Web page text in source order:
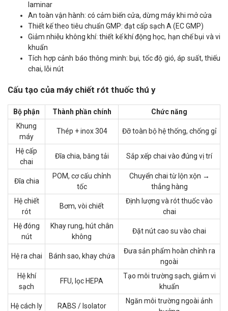
laminar
An toàn vận hành: có cảm biến cửa, dừng máy khi mở cửa
Thiết kế theo tiêu chuẩn GMP: đạt cấp sạch A (EC GMP)
Giảm nhiễu không khí: thiết kế khí động học, hạn chế bụi và vi
khuẩn
Tích hợp cảnh báo thông minh: bụi, tốc độ gió, áp suất, thiếu
chai, lỗi nút
Cấu tạo của máy chiết rót thuốc thú y
Bộ phận Thành phần chính
Chức năng
Khung
máy
Thép + inox 304 Đỡ toàn bộ hệ thống, chống gỉ
Hệ cấp
chai
Đĩa chia, băng tải Sắp xếp chai vào đúng vị trí
Đĩa chia
POM, cơ cấu chỉnh
tốc
Chuyển chai từ lộn xộn →
thẳng hàng
Hệ chiết
rót
Bơm, vòi chiết
Định lượng và rót thuốc vào
chai
Hệ đóng
nút
Khay rung, hút chân
không
Đặt nút cao su vào chai
Hệ ra chai Bánh sao, khay chứa
Đưa sản phẩm hoàn chỉnh ra
ngoài
Hệ khí
sạch
FFU, lọc HEPA
Tạo môi trường sạch, giảm vi
khuẩn
Hệ cách ly RABS / Isolator
Ngăn môi trường ngoài ảnh